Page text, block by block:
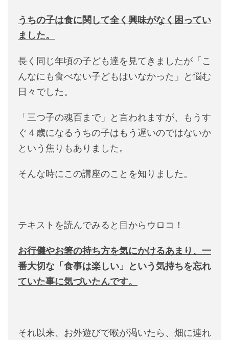
うちの子は食に関して全く興味がなく困ってい
ました。
長く同じ年頃の子ども達を見てきましたが「こ
んなにも食べない子どもはいなかった」と悩む
日々でした。
「三つ子の魂百まで」と言われますが、もうす
ぐ４歳になるうちの子はもう遅いのではないか
という焦りもありました。
そんな時にこの講座のことを知りました。
テキストを読んでみると目からウロコ！
お行儀やお箸の持ち方を気にかけるあまり、一
番大切な「食事は楽しい」という気持ちを忘れ
ていた事に気づいたんです。
それ以来、お外遊びで喉が渇いたら、畑に連れ